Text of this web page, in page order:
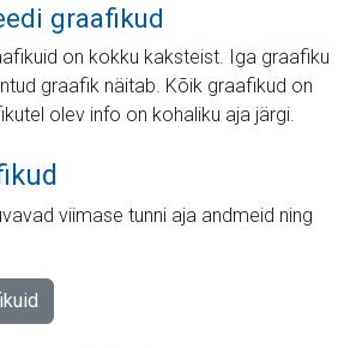
graafikud
on kokku kaksteist. Iga graafiku
graafik näitab. Kõik graafikud on
olev info on kohaliku aja järgi.
viimase tunni aja andmeid ning